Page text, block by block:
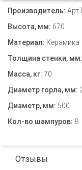
Производитель:
Высота, мм: 670
Материал: Керамика
Толщина стенки, мм:
Масса, кг: 70
Диаметр горла, мм:
Диаметр, мм: 500
Кол-во шампуров: 8
Отзывы